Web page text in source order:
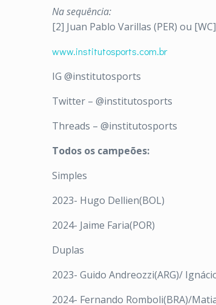
Na sequência:
[2] Juan Pablo Varillas (PER) ou
www.institutosports.com.br
IG @institutosports
Twitter – @institutosports
Threads – @institutosports
Todos os campeões:
Simples
2023- Hugo Dellien(BOL)
2024- Jaime Faria(POR)
Duplas
2023- Guido Andreozzi(ARG)/
2024- Fernando Romboli(BRA)/